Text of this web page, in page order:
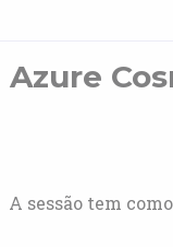
Azure
A sessão tem